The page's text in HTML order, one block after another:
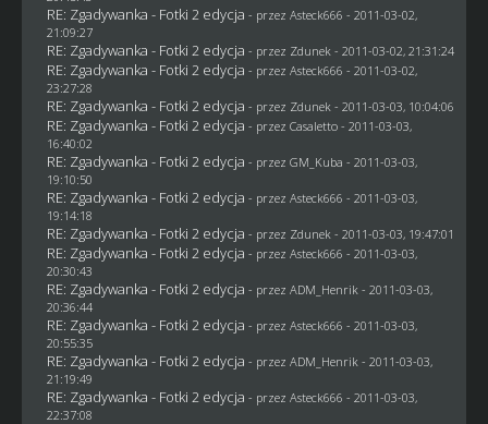
RE: Zgadywanka - Fotki 2 edycja - przez Asteck666 - 2011-03-02,
21:09:27
RE: Zgadywanka - Fotki 2 edycja - przez Zdunek - 2011-03-02, 21:31:24
RE: Zgadywanka - Fotki 2 edycja - przez Asteck666 - 2011-03-02,
23:27:28
RE: Zgadywanka - Fotki 2 edycja - przez Zdunek - 2011-03-03, 10:04:06
RE: Zgadywanka - Fotki 2 edycja - przez Casaletto- 2011-03-03,
16:40:02
RE: Zgadywanka - Fotki 2 edycja - przez GM_Kuba - 2011-03-03,
19:10:50
RE: Zgadywanka - Fotki 2 edycja - przez Asteck666 - 2011-03-03,
19:14:18
RE: Zgadywanka - Fotki 2 edycja - przez Zdunek - 2011-03-03, 19:47:01
RE: Zgadywanka - Fotki 2 edycja - przez Asteck666 - 2011-03-03,
20:30:43
RE: Zgadywanka - Fotki 2 edycja - przez ADM_Henrik - 2011-03-03,
20:36:44
RE: Zgadywanka - Fotki 2 edycja - przez Asteck666 - 2011-03-03,
20:55:35
RE: Zgadywanka - Fotki 2 edycja - przez ADM_Henrik - 2011-03-03,
21:19:49
RE: Zgadywanka - Fotki 2 edycja - przez Asteck666 - 2011-03-03,
22:37:08